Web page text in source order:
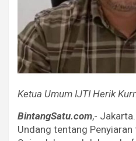
Ketua Umum IJTI Herik
BintangSatu.com,-
Undang tentang